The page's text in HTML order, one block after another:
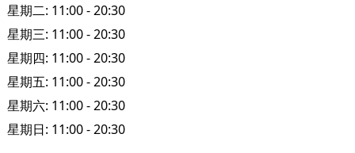
星期二: 11:00 - 20:30
星期三: 11:00 - 20:30
星期四: 11:00 - 20:30
星期五: 11:00 - 20:30
星期六: 11:00 - 20:30
星期日: 11:00 - 20:30